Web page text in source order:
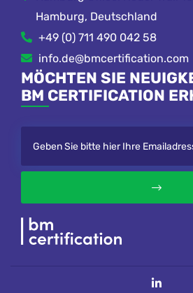
Hamburg, Deutschland
+49 (0) 711 490 042 58
info.de@bmcertification.com
MÖCHTEN SIE
BM CERTIFICATION